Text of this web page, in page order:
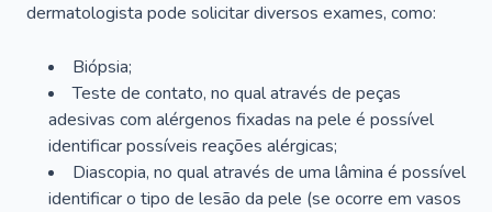
dermatologista pode solicitar diversos exames, como:
Biópsia;
Teste de contato, no qual através de peças
adesivas com alérgenos fixadas na pele é possível
identificar possíveis reações alérgicas;
Diascopia, no qual através de uma lâmina é possível
identificar o tipo de lesão da pele (se ocorre em vasos